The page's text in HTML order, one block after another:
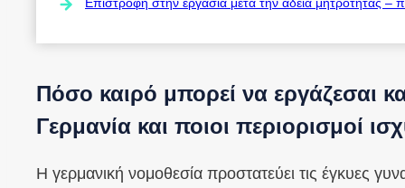
Πόσο καιρό μπορεί να εργάζεσαι
Γερμανία και ποιοι περιορισμοί
Η γερμανική νομοθεσία προστατεύει τις έγκυες